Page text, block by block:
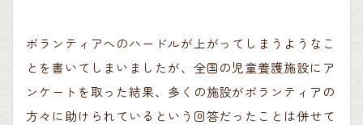
ボランティアへのハードルが上がってしまうようなこ
とを書いてしまいましたが、全国の児童養護施設にア
ンケートを取った結果、多くの施設がボランティアの
方々に助けられているという回答だったことは併せて